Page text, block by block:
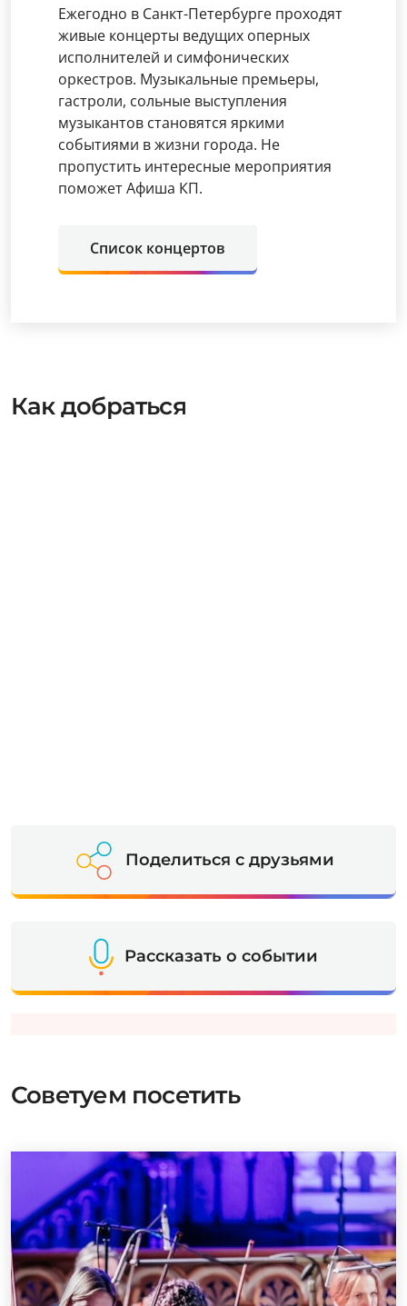
Ежегодно в Санкт-Петербурге проходят
живые концерты ведущих оперных
исполнителей и симфонических
оркестров. Музыкальные премьеры,
гастроли, сольные выступления
музыкантов становятся яркими
событиями в жизни города. Не
пропустить интересные мероприятия
поможет Афиша КП.
Список концертов
Как добраться
Поделиться с друзьями
Рассказать о событии
Советуем посетить